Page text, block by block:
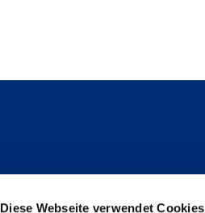
Diese Webseite verwendet Cookies